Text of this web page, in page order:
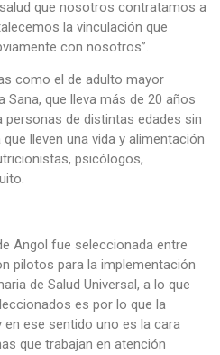
que nosotros contratamos a
la vinculación que
con nosotros”.
como el de adulto mayor
Sana, que lleva más de 20 años
personas de distintas edades sin
lleven una vida y alimentación
psicólogos,
Angol fue seleccionada entre
pilotos para la implementación
de Salud Universal, a lo que
es por lo que la
ese sentido uno es la cara
que trabajan en atención